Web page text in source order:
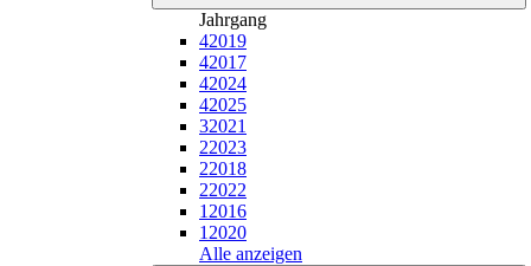
Jahrgang
42019
42017
42024
42025
32021
22023
22018
22022
1 2016
1 2020
Alle anzeigen